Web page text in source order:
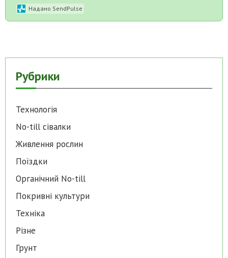
Надано SendPulse
Рубрики
Технологія
No-till cівалки
Живлення рослин
Поїздки
Органічний No-till
Покривні культури
Техніка
Різне
Грунт